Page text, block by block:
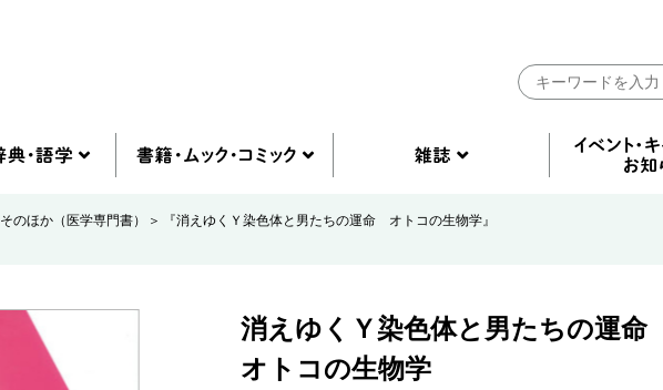
そのほか（医学専門書） 『消えゆくＹ染色体と男たちの運命 オトコの生物学』
消えゆくＹ染色体と男たちの運命
オトコの生物学